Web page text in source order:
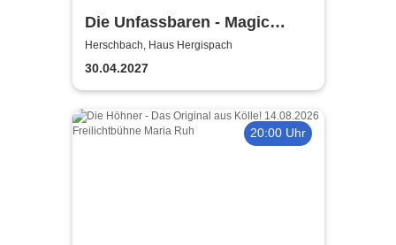
Die Unfassbaren - Magic
Comedy & Hypnose
Herschbach, Haus Hergispach
30.04.2027
20:00 Uhr